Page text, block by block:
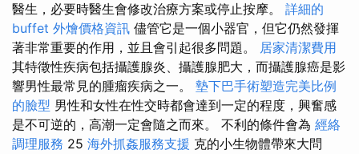
醫生，必要時醫生會修改治療方案或停止按摩。 詳細的
buffet 外燴價格資訊 儘管它是一個小器官，但它仍然發揮
著非常重要的作用，並且會引起很多問題。 居家清潔費用
其特徵性疾病包括攝護腺炎、攝護腺肥大，而攝護腺癌是影
響男性最常見的腫瘤疾病之一。 墊下巴手術塑造完美比例
的臉型 男性和女性在性交時都會達到一定的程度，興奮感
是不可逆的，高潮一定會隨之而來。 不利的條件會為 經絡
調理服務 25 海外抓姦服務支援 克的小生物體帶來大問